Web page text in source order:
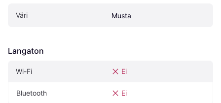
Väri Musta
Langaton
Wi-Fi Ei
Bluetooth Ei